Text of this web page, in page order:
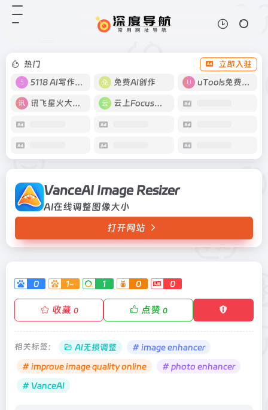
热门
立即入驻
5118 AI写作工具
免费AI创作 uTools免费工具箱
讯飞星火大模型 云上Focus接码
VanceAI Image Resizer
AI在线调整图像大小
打开网站
0 1- 1 0 0
收藏 0 点赞 0
相关标签： AI无损调整
# image enhancer
# improve image quality online
# photo enhancer
# VanceAI
VanceAI Image Resizer